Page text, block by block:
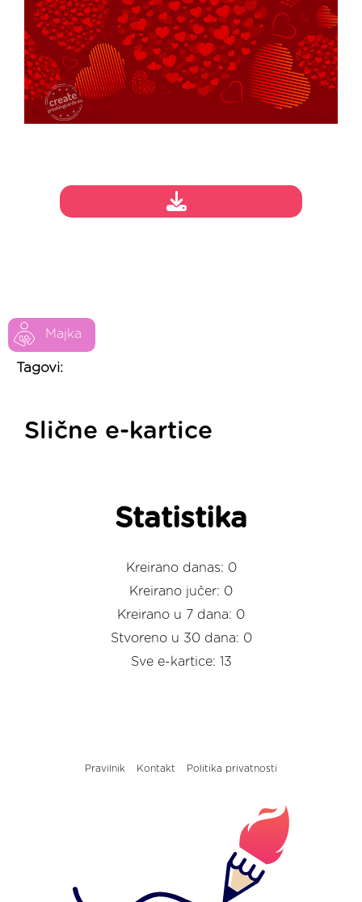
Majka
Tagovi:
Slične e-kartice
Statistika
Kreirano danas: 0
Kreirano jučer: 0
Kreirano u 7 dana: 0
Stvoreno u 30 dana: 0
Sve e-kartice: 13
Pravilnik Kontakt Politika privatnosti